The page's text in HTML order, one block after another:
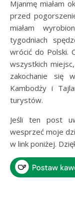
Mjanmę miałam
przed
miałam
tygodniach
wrócić do Polski.
wszystkich
zakochanie się
Kambodży i
turystów.
Jeśli ten post
wesprzeć moje
w link poniżej.